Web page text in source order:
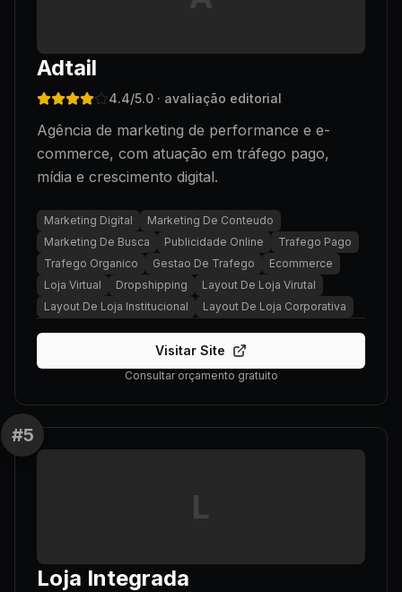
Adtail
4.4/5.0 · avaliação editorial
Agência de marketing de performance e e-
commerce, com atuação em tráfego pago,
mídia e crescimento digital.
Marketing Digital
Marketing De Conteudo
Marketing De Busca
Publicidade Online
Trafego Pago
Trafego Organico
Gestao De Trafego
Ecommerce
Loja Virtual
Dropshipping
Layout De Loja Virutal
Layout De Loja Institucional
Layout De Loja Corporativa
Visitar Site
Consultar orçamento gratuito
#5
L
Loja Integrada